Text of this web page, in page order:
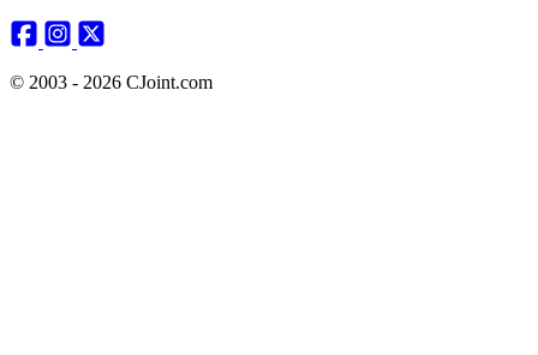
© 2003 - 2026 CJoint.com